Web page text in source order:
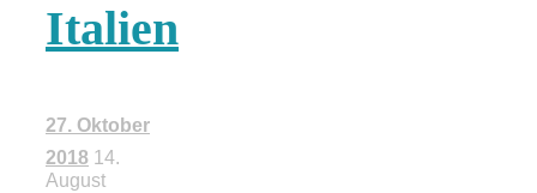
Italien
27. Oktober
2018 14.
August